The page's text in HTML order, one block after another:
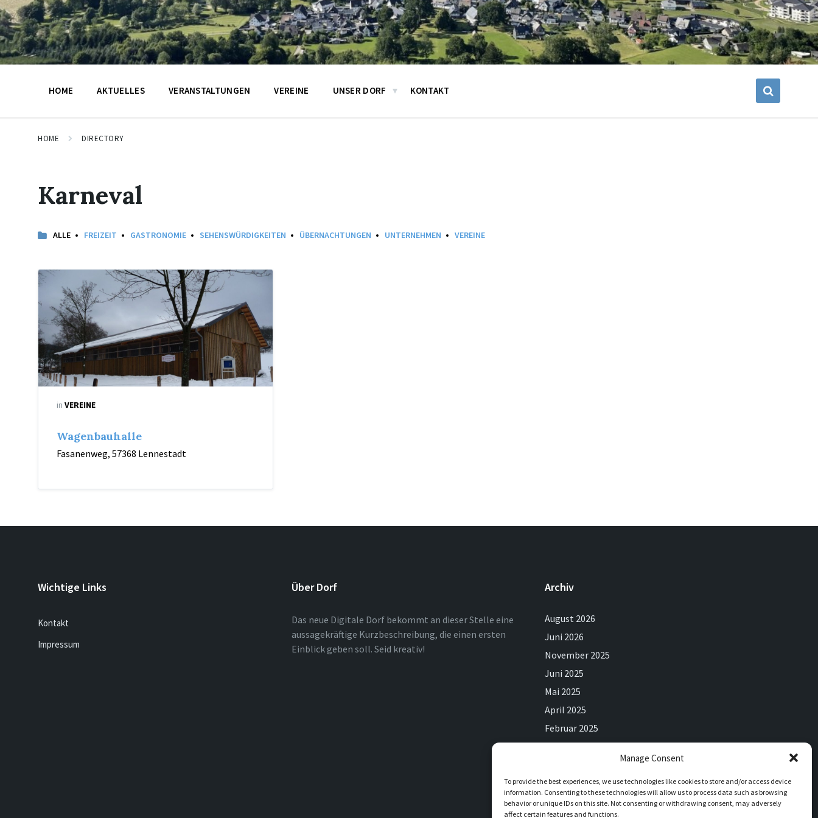
Manage Consent
To provide the best experiences, we use technologies like cookies to store and/or access device
information. Consenting to these technologies will allow us to process data such as browsing
behavior or unique IDs on this site. Not consenting or withdrawing consent, may adversely
affect certain features and functions.
HOME AKTUELLES VERANSTALTUNGEN VEREINE UNSER DORF KONTAKT
HOME DIRECTORY
Karneval
ALLE FREIZEIT GASTRONOMIE SEHENSWÜRDIGKEITEN ÜBERNACHTUNGEN UNTERNEHMEN VEREINE
in VEREINE
Wagenbauhalle
Fasanenweg, 57368 Lennestadt
Wichtige Links
Kontakt
Impressum
Über Dorf
Das neue Digitale Dorf bekommt an dieser Stelle eine
aussagekräftige Kurzbeschreibung, die einen ersten
Einblick geben soll. Seid kreativ!
Archiv
August 2026
Juni 2026
November 2025
Juni 2025
Mai 2025
April 2025
Februar 2025
Dezember 2024
Juli 2024
Juni 2024